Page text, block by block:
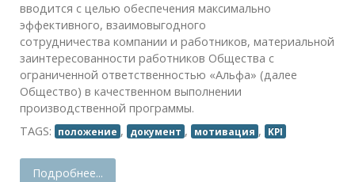
вводится с целью обеспечения максимально
эффективного, взаимовыгодного
сотрудничества компании и работников, материальной
заинтересованности работников Общества с
ограниченной ответственностью «Альфа» (далее
Общество) в качественном выполнении
производственной программы.
TAGS:
положение , документ , мотивация , KPI
Подробнее...